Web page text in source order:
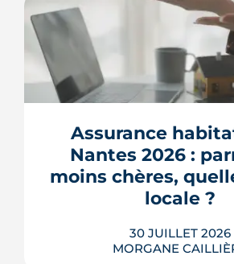
L'ancienne caserne
quartier habité de treize
demi. Livraisons de
où en est le chantier,
hameau.
LIRE L'ARTICLE
Assurance
Nantes 2026 :
moins chères,
locale ?
30 JUILLET 2026
MORGANE